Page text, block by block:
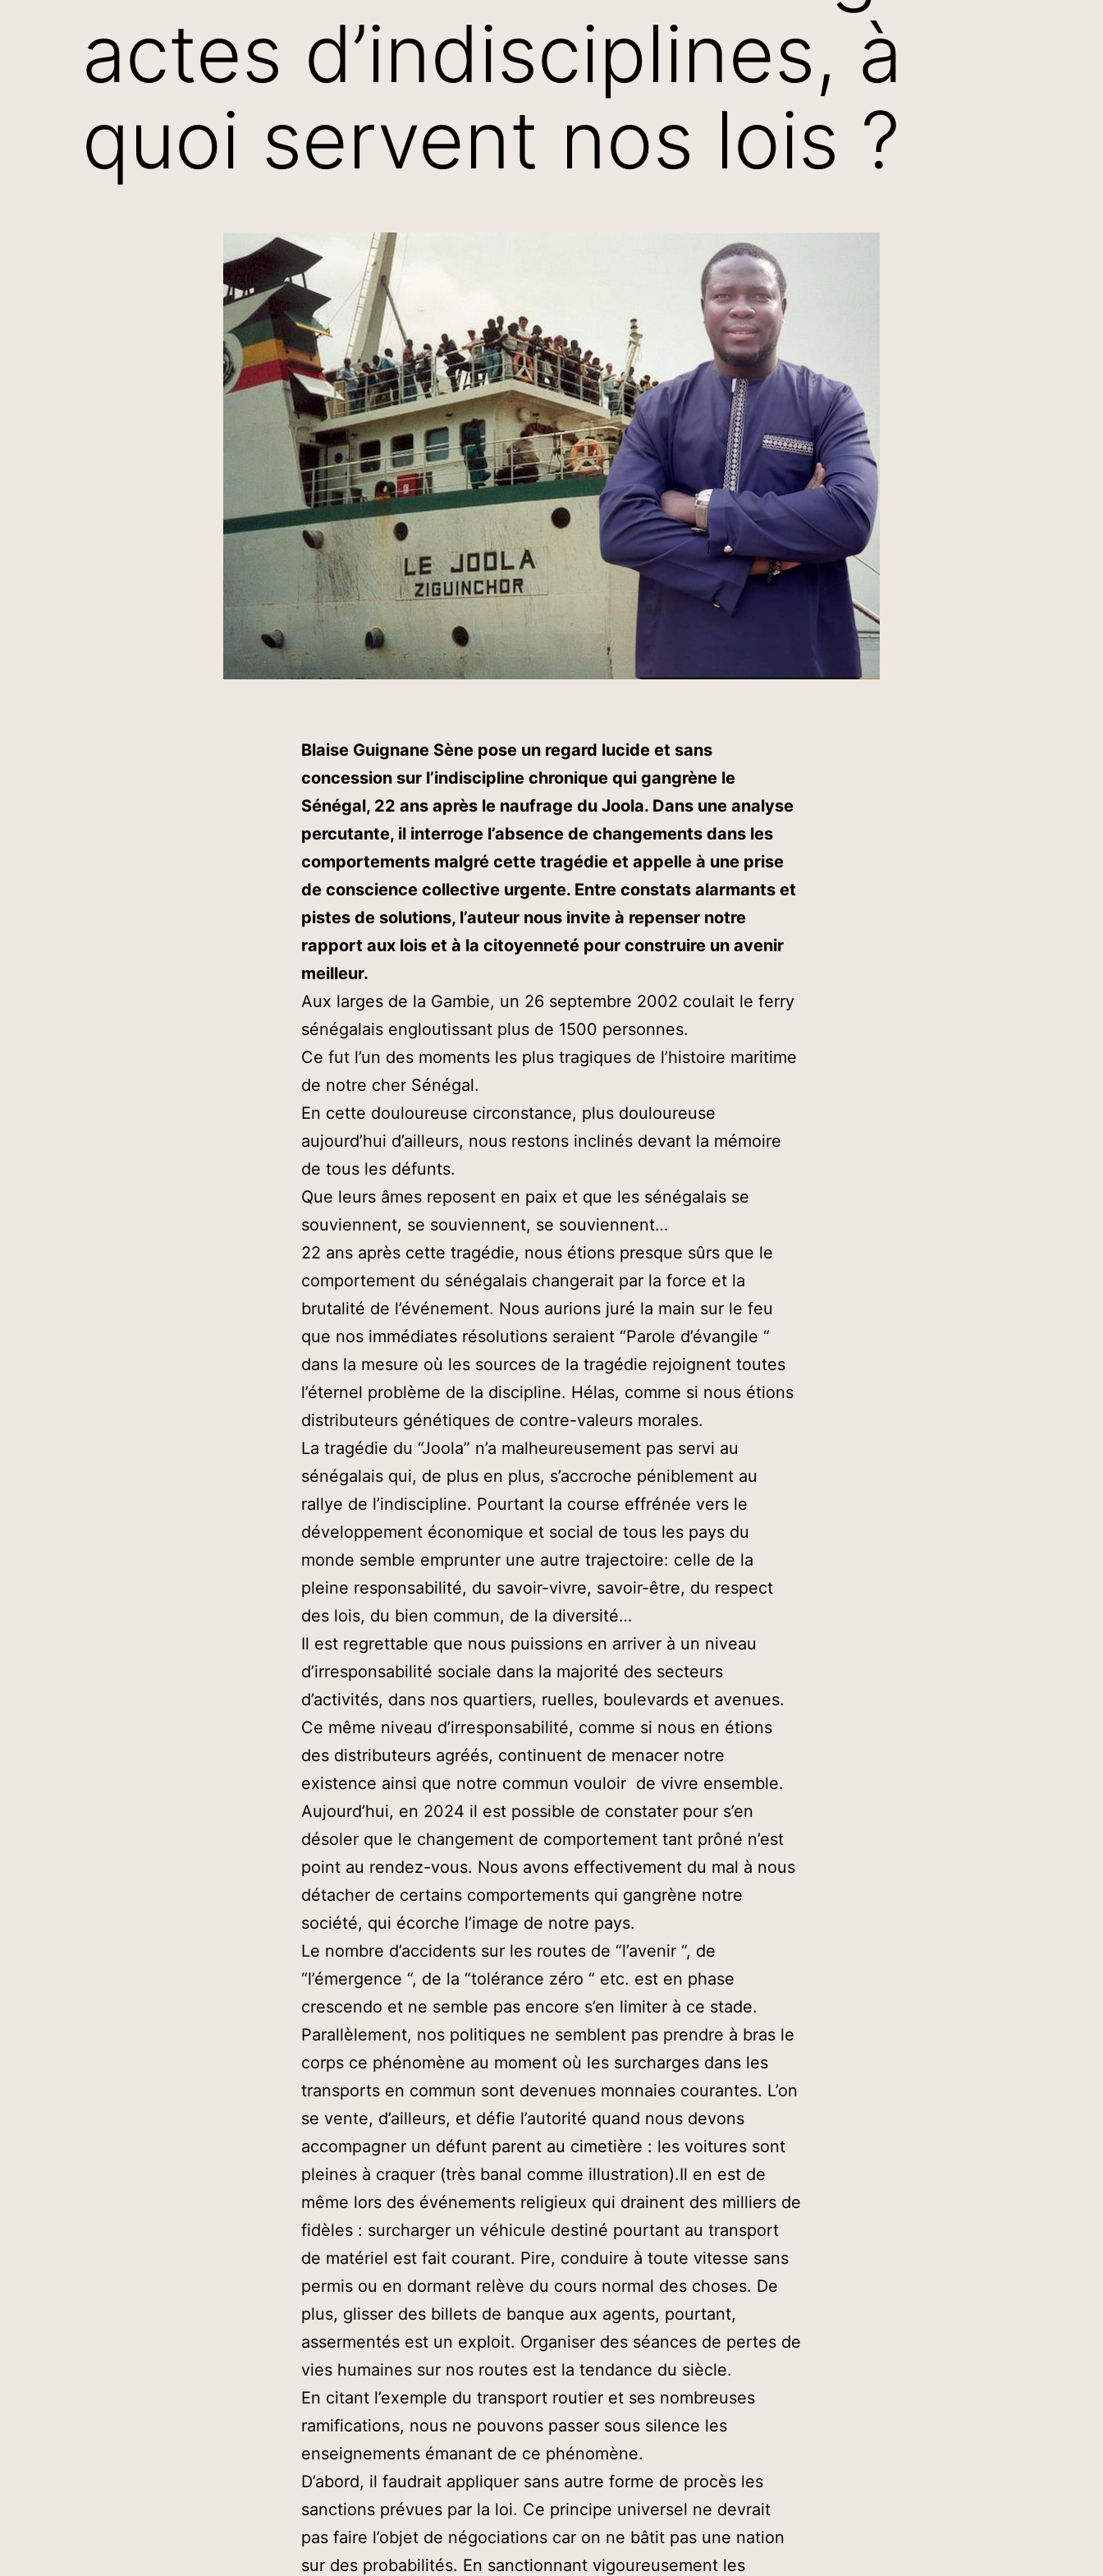
actes d’indisciplines, à
quoi servent nos lois ?
Blaise Guignane Sène pose un regard lucide et sans
concession sur l’indiscipline chronique qui gangrène le
Sénégal, 22 ans après le naufrage du Joola. Dans une analyse
percutante, il interroge l’absence de changements dans les
comportements malgré cette tragédie et appelle à une prise
de conscience collective urgente. Entre constats alarmants et
pistes de solutions, l’auteur nous invite à repenser notre
rapport aux lois et à la citoyenneté pour construire un avenir
meilleur.
Aux larges de la Gambie, un 26 septembre 2002 coulait le ferry
sénégalais engloutissant plus de 1500 personnes.
Ce fut l’un des moments les plus tragiques de l’histoire maritime
de notre cher Sénégal.
En cette douloureuse circonstance, plus douloureuse
aujourd’hui d’ailleurs, nous restons inclinés devant la mémoire
de tous les défunts.
Que leurs âmes reposent en paix et que les sénégalais se
souviennent, se souviennent, se souviennent…
22 ans après cette tragédie, nous étions presque sûrs que le
comportement du sénégalais changerait par la force et la
brutalité de l’événement. Nous aurions juré la main sur le feu
que nos immédiates résolutions seraient “Parole d’évangile “
dans la mesure où les sources de la tragédie rejoignent toutes
l’éternel problème de la discipline. Hélas, comme si nous étions
distributeurs génétiques de contre-valeurs morales.
La tragédie du “Joola” n’a malheureusement pas servi au
sénégalais qui, de plus en plus, s’accroche péniblement au
rallye de l’indiscipline. Pourtant la course effrénée vers le
développement économique et social de tous les pays du
monde semble emprunter une autre trajectoire: celle de la
pleine responsabilité, du savoir-vivre, savoir-être, du respect
des lois, du bien commun, de la diversité…
Il est regrettable que nous puissions en arriver à un niveau
d’irresponsabilité sociale dans la majorité des secteurs
d’activités, dans nos quartiers, ruelles, boulevards et avenues.
Ce même niveau d’irresponsabilité, comme si nous en étions
des distributeurs agréés, continuent de menacer notre
existence ainsi que notre commun vouloir de vivre ensemble.
Aujourd’hui, en 2024 il est possible de constater pour s’en
désoler que le changement de comportement tant prôné n’est
point au rendez-vous. Nous avons effectivement du mal à nous
détacher de certains comportements qui gangrène notre
société, qui écorche l’image de notre pays.
Le nombre d’accidents sur les routes de “l’avenir “, de
“l’émergence “, de la “tolérance zéro “ etc. est en phase
crescendo et ne semble pas encore s’en limiter à ce stade.
Parallèlement, nos politiques ne semblent pas prendre à bras le
corps ce phénomène au moment où les surcharges dans les
transports en commun sont devenues monnaies courantes. L’on
se vente, d’ailleurs, et défie l’autorité quand nous devons
accompagner un défunt parent au cimetière : les voitures sont
pleines à craquer (très banal comme illustration).Il en est de
même lors des événements religieux qui drainent des milliers de
fidèles : surcharger un véhicule destiné pourtant au transport
de matériel est fait courant. Pire, conduire à toute vitesse sans
permis ou en dormant relève du cours normal des choses. De
plus, glisser des billets de banque aux agents, pourtant,
assermentés est un exploit. Organiser des séances de pertes de
vies humaines sur nos routes est la tendance du siècle.
En citant l’exemple du transport routier et ses nombreuses
ramifications, nous ne pouvons passer sous silence les
enseignements émanant de ce phénomène.
D’abord, il faudrait appliquer sans autre forme de procès les
sanctions prévues par la loi. Ce principe universel ne devrait
pas faire l’objet de négociations car on ne bâtit pas une nation
sur des probabilités. En sanctionnant vigoureusement les